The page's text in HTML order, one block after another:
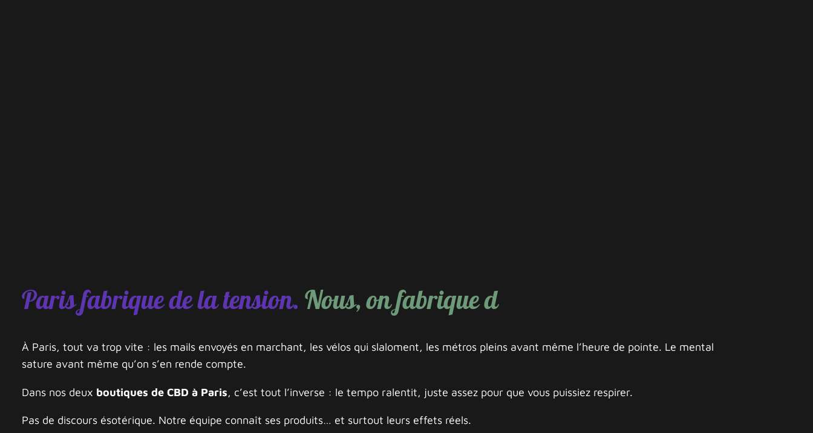
Paris fabrique de la tension. Nous, on fabrique de la détente.
À Paris, tout va trop vite : les mails envoyés en marchant, les vélos qui slaloment, les métros pleins avant même l’heure de pointe. Le mental
sature avant même qu’on s’en rende compte.
Dans nos deux boutiques de CBD à Paris, c’est tout l’inverse : le tempo ralentit, juste assez pour que vous puissiez respirer.
Pas de discours ésotérique. Notre équipe connaît ses produits… et surtout leurs effets réels.